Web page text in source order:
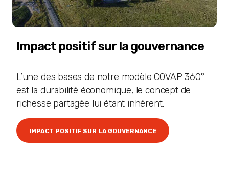
Impact positif sur la gouvernance
L’une des bases de notre modèle COVAP 360°
est la durabilité économique, le concept de
richesse partagée lui étant inhérent.
IMPACT POSITIF SUR LA GOUVERNANCE